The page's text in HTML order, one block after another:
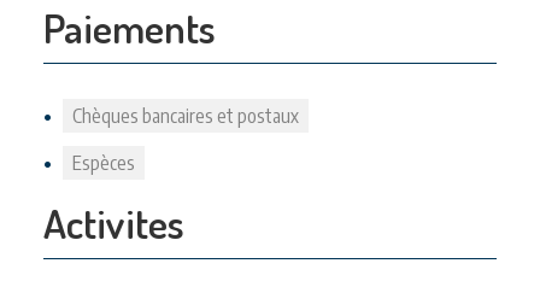
Paiements
Chèques bancaires et postaux
Espèces
Activites